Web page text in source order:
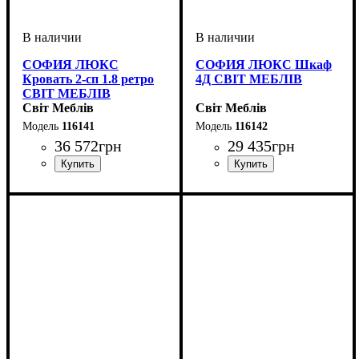
СОФИЯ ЛЮКС
Кровать 2-сп 1.8 ретро
СВІТ МЕБЛІВ
Світ Меблів
116141
36 572грн
СОФИЯ ЛЮКС Шкаф
4Д СВІТ МЕБЛІВ
Світ Меблів
116142
29 435грн